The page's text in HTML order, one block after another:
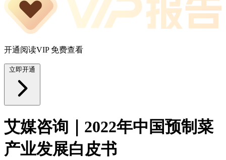
开通阅读VIP 免费查看
立即开通
艾媒咨询｜2022年中国预制菜
产业发展白皮书